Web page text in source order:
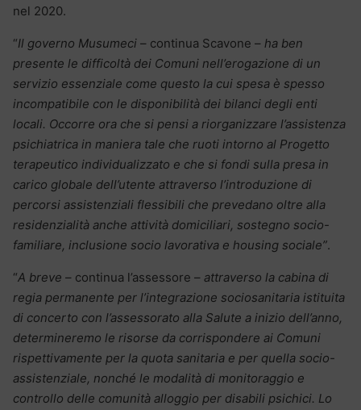
nel 2020.
“Il governo Musumeci – continua Scavone – ha ben
presente le difficoltà dei Comuni nell’erogazione di un
servizio essenziale come questo la cui spesa è spesso
incompatibile con le disponibilità dei bilanci degli enti
locali. Occorre ora che si pensi a riorganizzare l’assistenza
psichiatrica in maniera tale che ruoti intorno al Progetto
terapeutico individualizzato e che si fondi sulla presa in
carico globale dell’utente attraverso l’introduzione di
percorsi assistenziali flessibili che prevedano oltre alla
residenzialità anche attività domiciliari, sostegno socio-
familiare, inclusione socio lavorativa e housing sociale”.
“A breve – continua l’assessore – attraverso la cabina di
regia permanente per l’integrazione sociosanitaria istituita
di concerto con l’assessorato alla Salute a inizio dell’anno,
determineremo le risorse da corrispondere ai Comuni
rispettivamente per la quota sanitaria e per quella socio-
assistenziale, nonché le modalità di monitoraggio e
controllo delle comunità alloggio per disabili psichici. Lo